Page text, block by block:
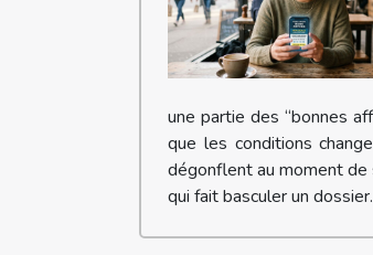
une partie des “bonnes
que les conditions
dégonflent au moment de
qui fait basculer un